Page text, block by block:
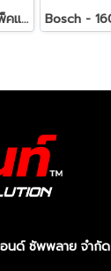
Bosch 1600A02X00 แพ็คแบตเตอรี่ ProCORE18V+ 8.0Ah
อนด์ ซัพพลาย จำกัด